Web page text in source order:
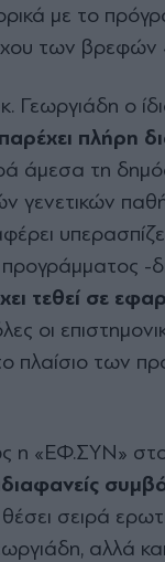
με το
των βρεφών
Γεωργιάδη ο
πλήρη
άμεσα τη
γενετικών
-
τεθεί σε
οι
πλαίσιο των
η «ΕΦ.ΣΥΝ»
θέσει σειρά
αλλά